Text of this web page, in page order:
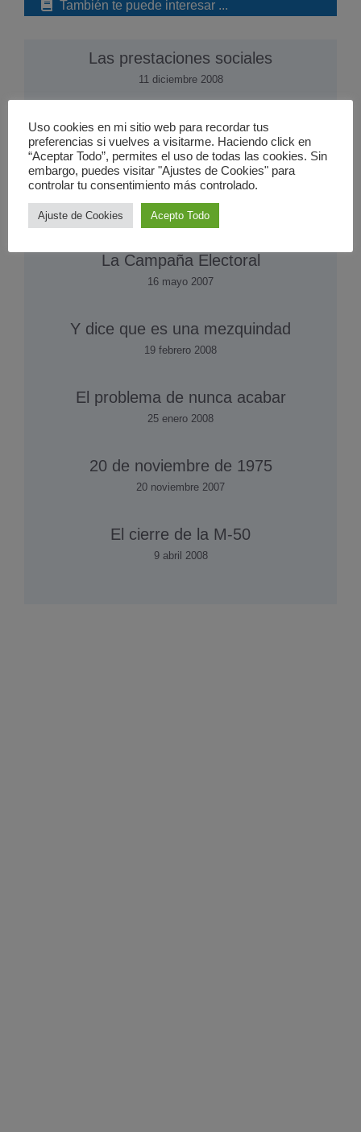
También te puede interesar ...
Las prestaciones sociales
11 diciembre 2008
La Campaña Electoral
16 mayo 2007
Y dice que es una mezquindad
19 febrero 2008
El problema de nunca acabar
25 enero 2008
20 de noviembre de 1975
20 noviembre 2007
El cierre de la M-50
9 abril 2008
Uso cookies en mi sitio web para recordar tus
preferencias si vuelves a visitarme. Haciendo click en
“Aceptar Todo”, permites el uso de todas las cookies. Sin
embargo, puedes visitar "Ajustes de Cookies" para
controlar tu consentimiento más controlado.
Ajuste de Cookies Acepto Todo